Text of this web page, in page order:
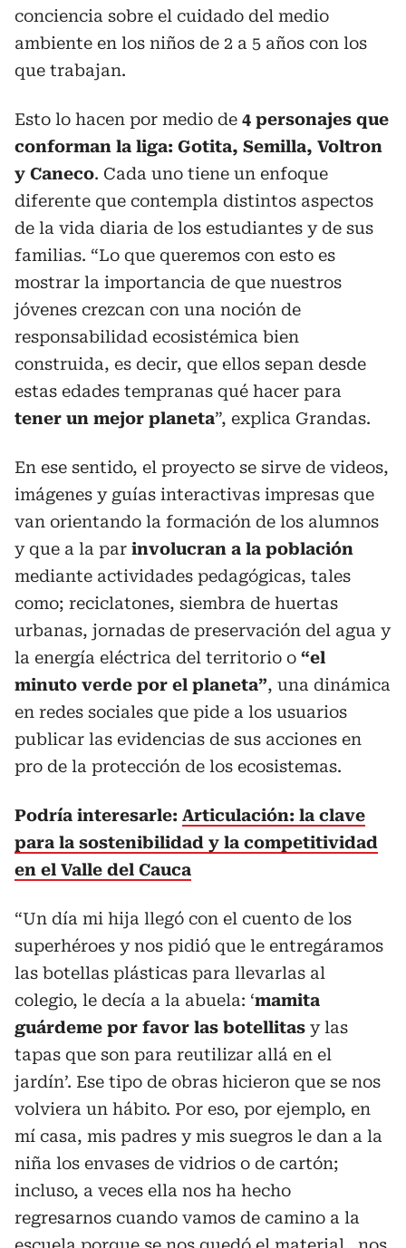
conciencia sobre el cuidado del medio
ambiente en los niños de 2 a 5 años con los
que trabajan.
Esto lo hacen por medio de 4 personajes que
conforman la liga: Gotita, Semilla, Voltron
y Caneco. Cada uno tiene un enfoque
diferente que contempla distintos aspectos
de la vida diaria de los estudiantes y de sus
familias. “Lo que queremos con esto es
mostrar la importancia de que nuestros
jóvenes crezcan con una noción de
responsabilidad ecosistémica bien
construida, es decir, que ellos sepan desde
estas edades tempranas qué hacer para
tener un mejor planeta”, explica Grandas.
En ese sentido, el proyecto se sirve de videos,
imágenes y guías interactivas impresas que
van orientando la formación de los alumnos
y que a la par involucran a la población
mediante actividades pedagógicas, tales
como; reciclatones, siembra de huertas
urbanas, jornadas de preservación del agua y
la energía eléctrica del territorio o “el
minuto verde por el planeta”, una dinámica
en redes sociales que pide a los usuarios
publicar las evidencias de sus acciones en
pro de la protección de los ecosistemas.
Podría interesarle: Articulación: la clave
para la sostenibilidad y la competitividad
en el Valle del Cauca
“Un día mi hija llegó con el cuento de los
superhéroes y nos pidió que le entregáramos
las botellas plásticas para llevarlas al
colegio, le decía a la abuela: ‘mamita
guárdeme por favor las botellitas y las
tapas que son para reutilizar allá en el
jardín’. Ese tipo de obras hicieron que se nos
volviera un hábito. Por eso, por ejemplo, en
mí casa, mis padres y mis suegros le dan a la
niña los envases de vidrios o de cartón;
incluso, a veces ella nos ha hecho
regresarnos cuando vamos de camino a la